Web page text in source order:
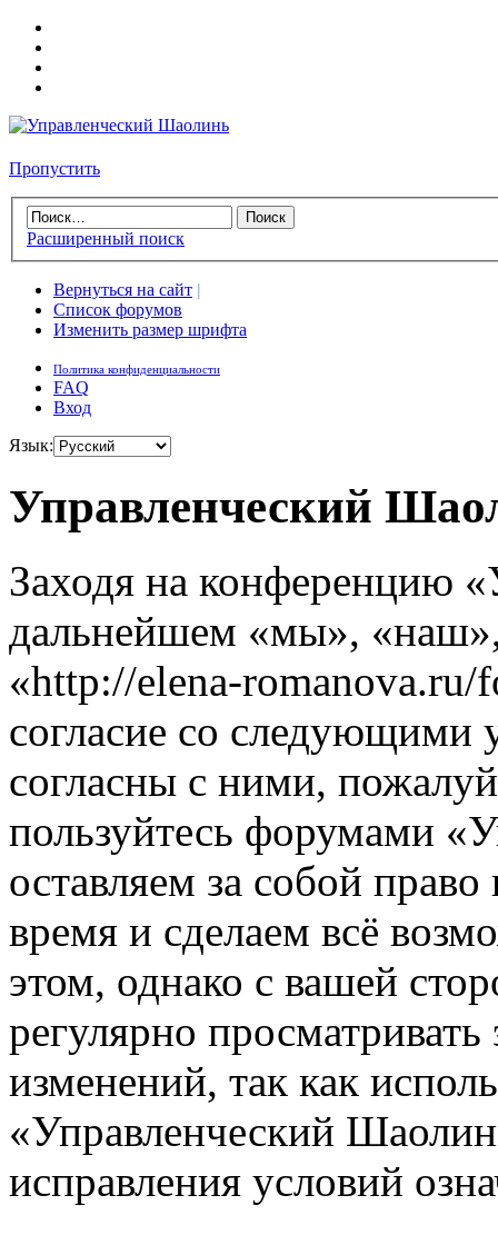
Пропустить
Расширенный поиск
Вернуться на сайт |
Список форумов
Изменить размер шрифта
Политика конфиденциальности
FAQ
Вход
Язык:
Управленческий
Заходя на конференцию
дальнейшем «мы»,
«http://elena-romanova.ru/
согласие со следующими
согласны с ними,
пользуйтесь форумами
оставляем за собой
время и сделаем всё
этом, однако с вашей
регулярно просматривать
изменений, так как
«Управленческий
исправления условий